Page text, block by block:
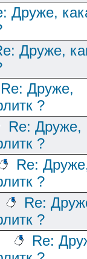
Друже,
Друже,
Re: Друже,
?
Re: Друже,
?
Re:
?
Re:
?
Re: